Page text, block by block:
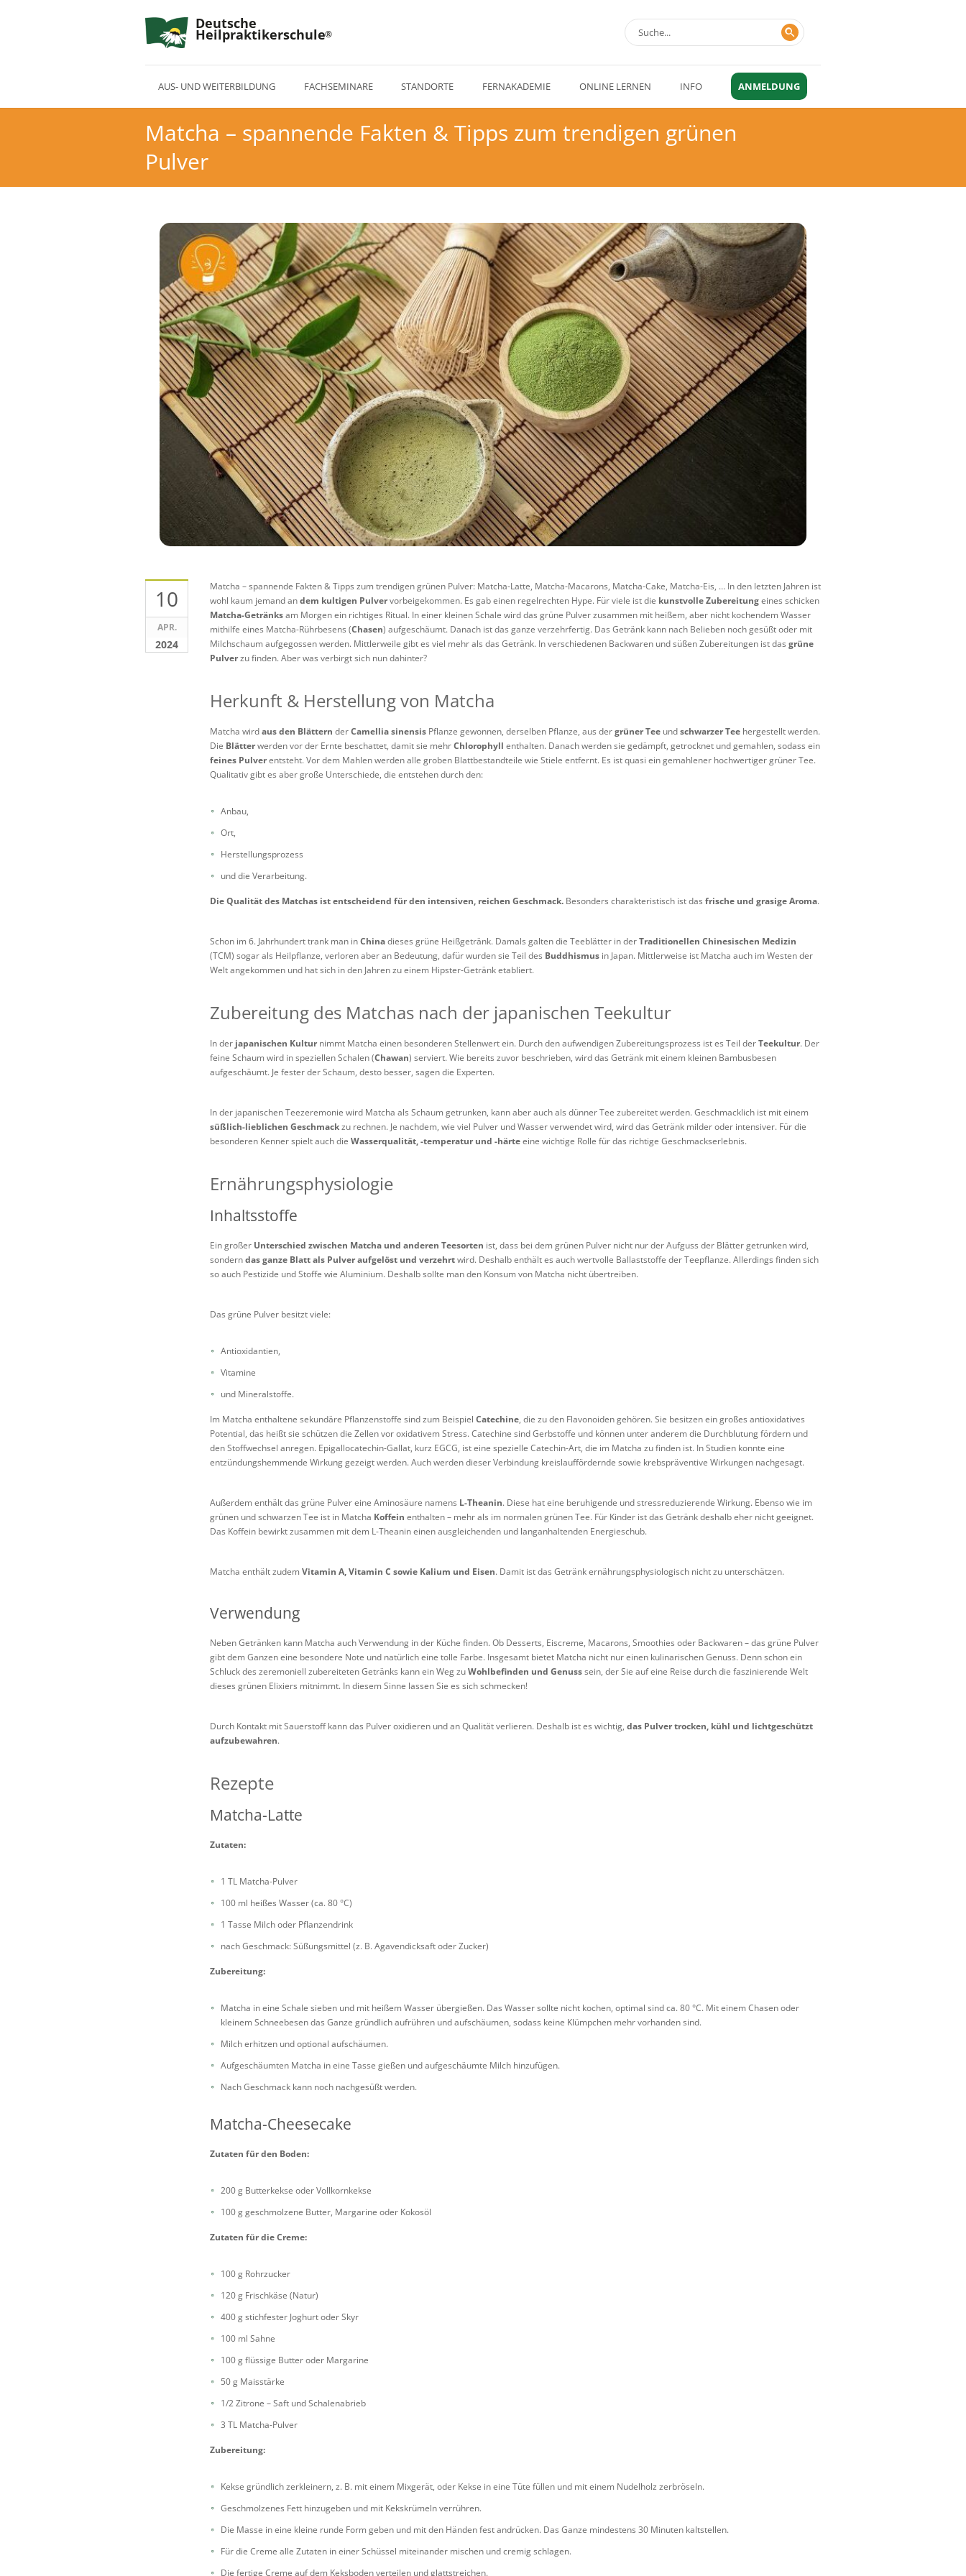
Deutsche
Heilpraktikerschule
AUS- UND WEITERBILDUNG FACHSEMINARE STANDORTE FERNAKADEMIE ONLINE LERNEN INFO ANMELDUNG
Matcha – spannende Fakten & Tipps zum trendigen grünen
Pulver
10
APR.
2024
Matcha – spannende Fakten & Tipps zum trendigen grünen Pulver: Matcha-Latte, Matcha-Macarons, Matcha-Cake, Matcha-Eis, … In den letzten Jahren ist
wohl kaum jemand andem kultigen Pulvervorbeigekommen. Es gab einen regelrechten Hype. Für viele ist die kunstvolle Zubereitungeines schicken
Matcha-Getränksam Morgen ein richtiges Ritual. In einer kleinen Schale wird das grüne Pulver zusammen mit heißem, aber nicht kochendem Wasser
mithilfe eines Matcha-Rührbesens (Chasen) aufgeschäumt. Danach ist das ganze verzehrfertig. Das Getränk kann nach Belieben noch gesüßt oder mit
Milchschaum aufgegossen werden. Mittlerweile gibt es viel mehr als das Getränk. In verschiedenen Backwaren und süßen Zubereitungen ist das grüne
Pulverzu finden. Aber was verbirgt sich nun dahinter?
Herkunft & Herstellung von Matcha
Matcha wirdaus den Blättern derCamellia sinensis Pflanze gewonnen, derselben Pflanze, aus dergrüner Tee undschwarzer Tee hergestellt werden.
Die Blätterwerden vor der Ernte beschattet, damit sie mehrChlorophyll enthalten. Danach werden sie gedämpft, getrocknet und gemahlen, sodass ein
feines Pulverentsteht. Vor dem Mahlen werden alle groben Blattbestandteile wie Stiele entfernt. Es ist quasi ein gemahlener hochwertiger grüner Tee.
Qualitativ gibt es aber große Unterschiede, die entstehen durch den:
Anbau,
Ort,
Herstellungsprozess
und die Verarbeitung.
Die Qualität des Matchas ist entscheidend für den intensiven, reichen Geschmack. Besonders charakteristisch ist das frische und grasige Aroma.
Schon im 6. Jahrhundert trank man inChinadieses grüne Heißgetränk. Damals galten die Teeblätter in derTraditionellen Chinesischen Medizin
(TCM) sogar als Heilpflanze, verloren aber an Bedeutung, dafür wurden sie Teil des Buddhismus in Japan. Mittlerweise ist Matcha auch im Westen der
Welt angekommen und hat sich in den Jahren zu einem Hipster-Getränk etabliert.
Zubereitung des Matchas nach der japanischen Teekultur
In der japanischen Kulturnimmt Matcha einen besonderen Stellenwert ein. Durch den aufwendigen Zubereitungsprozess ist es Teil derTeekultur. Der
feine Schaum wird in speziellen Schalen (Chawan) serviert. Wie bereits zuvor beschrieben, wird das Getränk mit einem kleinen Bambusbesen
aufgeschäumt. Je fester der Schaum, desto besser, sagen die Experten.
In der japanischen Teezeremonie wird Matcha als Schaum getrunken, kann aber auch als dünner Tee zubereitet werden. Geschmacklich ist mit einem
süßlich-lieblichen Geschmackzu rechnen. Je nachdem, wie viel Pulver und Wasser verwendet wird, wird das Getränk milder oder intensiver. Für die
besonderen Kenner spielt auch die Wasserqualität, -temperatur und -härteeine wichtige Rolle für das richtige Geschmackserlebnis.
Ernährungsphysiologie
Inhaltsstoffe
Ein großer Unterschied zwischen Matcha und anderen Teesorten ist, dass bei dem grünen Pulver nicht nur der Aufguss der Blätter getrunken wird,
sonderndas ganze Blatt als Pulver aufgelöst und verzehrtwird. Deshalb enthält es auch wertvolle Ballaststoffe der Teepflanze. Allerdings finden sich
so auch Pestizide und Stoffe wie Aluminium. Deshalb sollte man den Konsum von Matcha nicht übertreiben.
Das grüne Pulver besitzt viele:
Antioxidantien,
Vitamine
und Mineralstoffe.
Im Matcha enthaltene sekundäre Pflanzenstoffe sind zum Beispiel Catechine, die zu den Flavonoiden gehören. Sie besitzen ein großes antioxidatives
Potential, das heißt sie schützen die Zellen vor oxidativem Stress. Catechine sind Gerbstoffe und können unter anderem die Durchblutung fördern und
den Stoffwechsel anregen. Epigallocatechin-Gallat, kurz EGCG, ist eine spezielle Catechin-Art, die im Matcha zu finden ist. In Studien konnte eine
entzündungshemmende Wirkung gezeigt werden. Auch werden dieser Verbindung kreislauffördernde sowie krebspräventive Wirkungen nachgesagt.
Außerdem enthält das grüne Pulver eine Aminosäure namens L-Theanin. Diese hat eine beruhigende und stressreduzierende Wirkung. Ebenso wie im
grünen und schwarzen Tee ist in Matcha Koffein enthalten – mehr als im normalen grünen Tee. Für Kinder ist das Getränk deshalb eher nicht geeignet.
Das Koffein bewirkt zusammen mit dem L-Theanin einen ausgleichenden und langanhaltenden Energieschub.
Matcha enthält zudem Vitamin A, Vitamin C sowie Kalium und Eisen. Damit ist das Getränk ernährungsphysiologisch nicht zu unterschätzen.
Verwendung
Neben Getränken kann Matcha auch Verwendung in der Küche finden. Ob Desserts, Eiscreme, Macarons, Smoothies oder Backwaren – das grüne Pulver
gibt dem Ganzen eine besondere Note und natürlich eine tolle Farbe. Insgesamt bietet Matcha nicht nur einen kulinarischen Genuss. Denn schon ein
Schluck des zeremoniell zubereiteten Getränks kann ein Weg zuWohlbefinden und Genusssein, der Sie auf eine Reise durch die faszinierende Welt
dieses grünen Elixiers mitnimmt. In diesem Sinne lassen Sie es sich schmecken!
Durch Kontakt mit Sauerstoff kann das Pulver oxidieren und an Qualität verlieren. Deshalb ist es wichtig, das Pulver trocken, kühl und lichtgeschützt
aufzubewahren.
Rezepte
Matcha-Latte
Zutaten:
1 TL Matcha-Pulver
100 ml heißes Wasser (ca. 80 °C)
1 Tasse Milch oder Pflanzendrink
nach Geschmack: Süßungsmittel (z. B. Agavendicksaft oder Zucker)
Zubereitung:
Matcha in eine Schale sieben und mit heißem Wasser übergießen. Das Wasser sollte nicht kochen, optimal sind ca. 80 °C. Mit einem Chasen oder
kleinem Schneebesen das Ganze gründlich aufrühren und aufschäumen, sodass keine Klümpchen mehr vorhanden sind.
Milch erhitzen und optional aufschäumen.
Aufgeschäumten Matcha in eine Tasse gießen und aufgeschäumte Milch hinzufügen.
Nach Geschmack kann noch nachgesüßt werden.
Matcha-Cheesecake
Zutaten für den Boden:
200 g Butterkekse oder Vollkornkekse
100 g geschmolzene Butter, Margarine oder Kokosöl
Zutaten für die Creme:
100 g Rohrzucker
120 g Frischkäse (Natur)
400 g stichfester Joghurt oder Skyr
100 ml Sahne
100 g flüssige Butter oder Margarine
50 g Maisstärke
1/2 Zitrone – Saft und Schalenabrieb
3 TL Matcha-Pulver
Zubereitung:
Kekse gründlich zerkleinern, z. B. mit einem Mixgerät, oder Kekse in eine Tüte füllen und mit einem Nudelholz zerbröseln.
Geschmolzenes Fett hinzugeben und mit Kekskrümeln verrühren.
Die Masse in eine kleine runde Form geben und mit den Händen fest andrücken. Das Ganze mindestens 30 Minuten kaltstellen.
Für die Creme alle Zutaten in einer Schüssel miteinander mischen und cremig schlagen.
Die fertige Creme auf dem Keksboden verteilen und glattstreichen.